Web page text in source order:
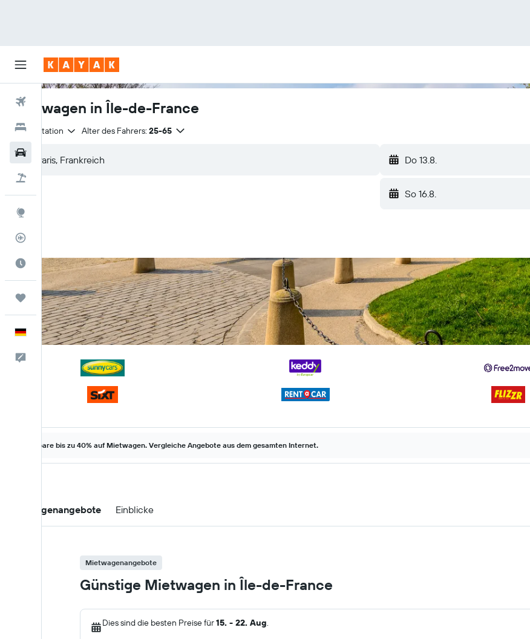
Hotels
Die beste Zeit zum Reisen
Trips
Deutsch
Mietwagen in Île-de-France
Anmietstation Alter des Fahrers: 25-65
Do 13.8.
So 16.8.
Spare bis zu 40% auf Mietwagen. Vergleiche Angebote aus dem gesamten Internet.
Mietwagenangebote Einblicke
Mietwagenangebote
Günstige Mietwagen in Île-de-France
Dies sind die besten Preise für15. - 22. Aug.